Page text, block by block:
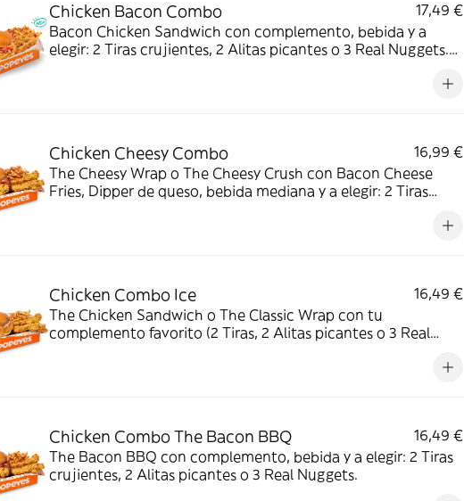
Chicken Bacon Combo
17,49 €
Bacon Chicken Sandwich con complemento, bebida y a
elegir: 2 Tiras crujientes, 2 Alitas picantes o 3 Real Nuggets.
Chicken Cheesy Combo
16,99 €
The Cheesy Wrap o The Cheesy Crush con Bacon Cheese
Fries, Dipper de queso, bebida mediana y a elegir: 2 Tiras
Chicken Combo Ice
16,49 €
The Chicken Sandwich o The Classic Wrap con tu
complemento favorito (2 Tiras, 2 Alitas picantes o 3 Real
Chicken Combo The Bacon BBQ
16,49 €
The Bacon BBQ con complemento, bebida y a elegir: 2 Tiras
crujientes, 2 Alitas picantes o 3 Real Nuggets.